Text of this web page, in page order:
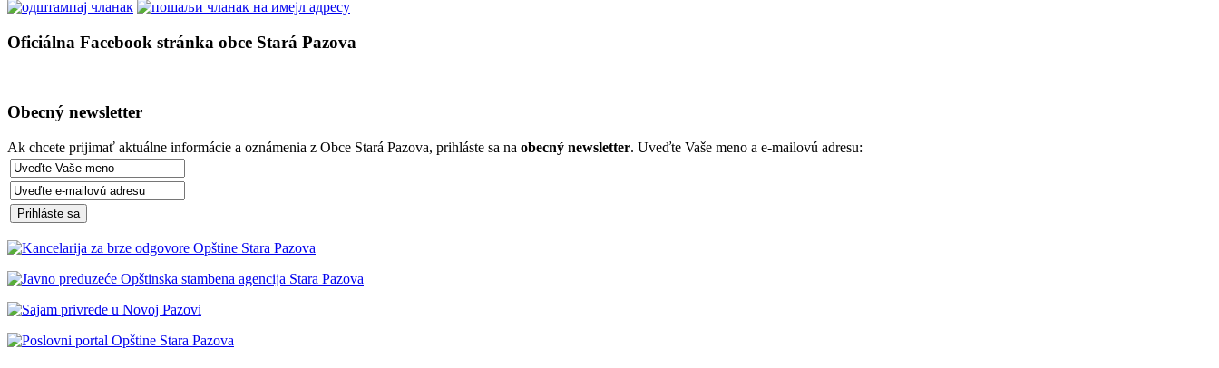
Oficiálna Facebook stránka obce Stará Pazova
Obecný newsletter
Ak chcete prijimať aktuálne informácie a oznámenia z Obce Stará Pazova, prihláste sa na obecný newsletter. Uveďte Vaše meno a e-mailovú adresu: